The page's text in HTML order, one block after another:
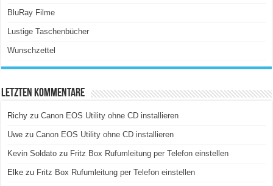
BluRay Filme
Lustige Taschenbücher
Wunschzettel
Letzten Kommentare
Richy zuCanon EOS Utility ohne CD installieren
Uwe zuCanon EOS Utility ohne CD installieren
Kevin Soldato zu Fritz Box Rufumleitung per Telefon einstellen
Elke zu Fritz Box Rufumleitung per Telefon einstellen